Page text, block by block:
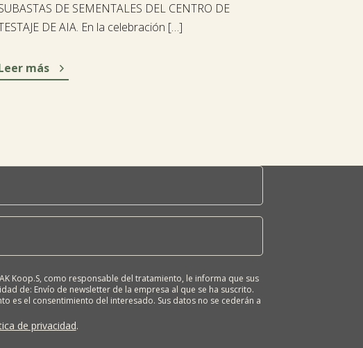
DE SEMENTALES DEL CENTRO DE
DE AIA. En la celebración […]
más 
Koop.S, como responsable del tratamiento, le informa que sus
de: Envío de newsletter de la empresa al que se ha suscrito.
es el consentimiento del interesado. Sus datos no se cederán a
oposición o derecho a la portabilidad de sus datos
de nuestras oficinas, GARAIOLTZA, Nº 23, 48196 LEZAMA-
de privacidad.